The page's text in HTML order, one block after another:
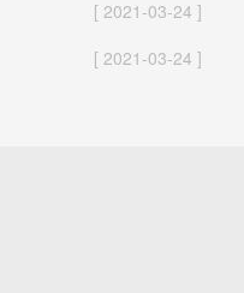
[ 2021-03-24 ]
[ 2021-03-24 ]